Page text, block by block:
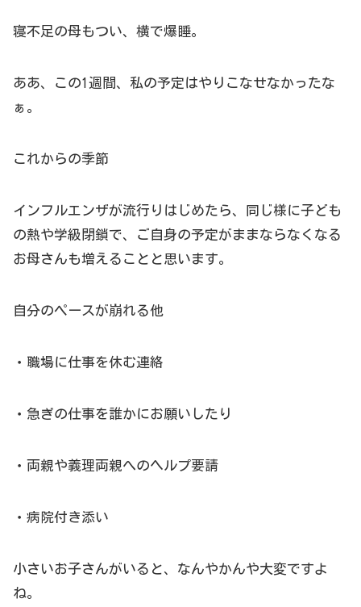
寝不足の母もつい、横で爆睡。
ああ、この1週間、私の予定はやりこなせなかったな
ぁ。
これからの季節
インフルエンザが流行りはじめたら、同じ様に子ども
の熱や学級閉鎖で、ご自身の予定がままならなくなる
お母さんも増えることと思います。
自分のペースが崩れる他
・職場に仕事を休む連絡
・急ぎの仕事を誰かにお願いしたり
・両親や義理両親へのヘルプ要請
・病院付き添い
小さいお子さんがいると、なんやかんや大変ですよ
ね。